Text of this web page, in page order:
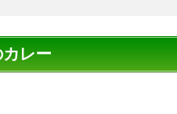
レー